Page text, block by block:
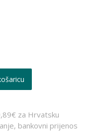
za Hrvatsku
bankovni prijenos